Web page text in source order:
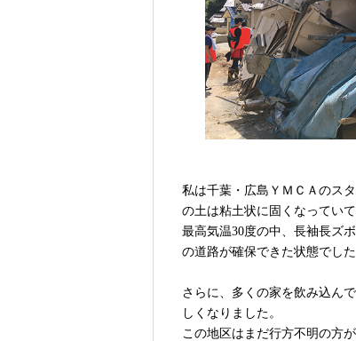
私は千葉・広島ＹＭＣＡのス
の土は粘土状に固くなってい
最高気温30度の中、長袖長ズ
の道路が確保できた状態でした
さらに、多くの家を飲み込ん
しくなりました。
この地区はまだ行方不明の方